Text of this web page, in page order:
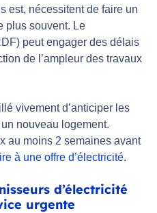
est, nécessitent de faire un
plus souvent. Le
peut engager des délais
de l’ampleur des travaux
vivement d’anticiper les
nouveau logement.
au moins 2 semaines avant
à une offre d’électricité.
d’électricité
urgente